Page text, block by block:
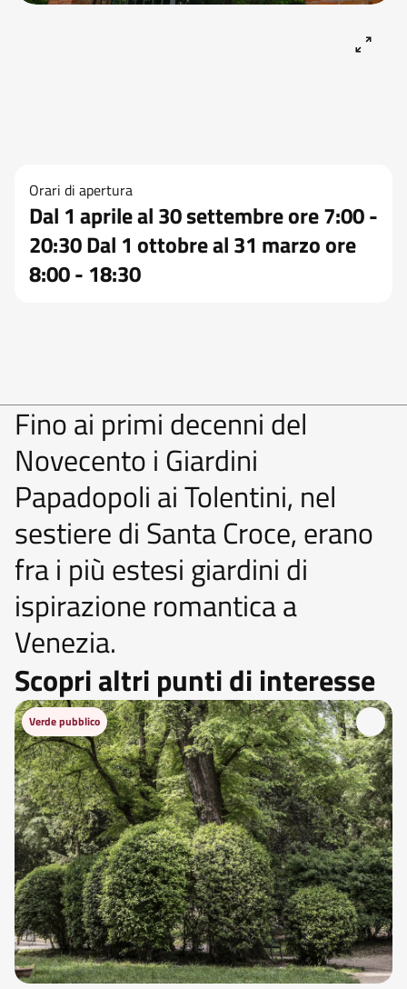
Orari di apertura
Dal 1 aprile al 30 settembre ore 7:00 -
20:30 Dal 1 ottobre al 31 marzo ore
8:00 - 18:30
Fino ai primi decenni del
Novecento i Giardini
Papadopoli ai Tolentini, nel
sestiere di Santa Croce, erano
fra i più estesi giardini di
ispirazione romantica a
Venezia.
Scopri altri punti di interesse
Verde pubblico